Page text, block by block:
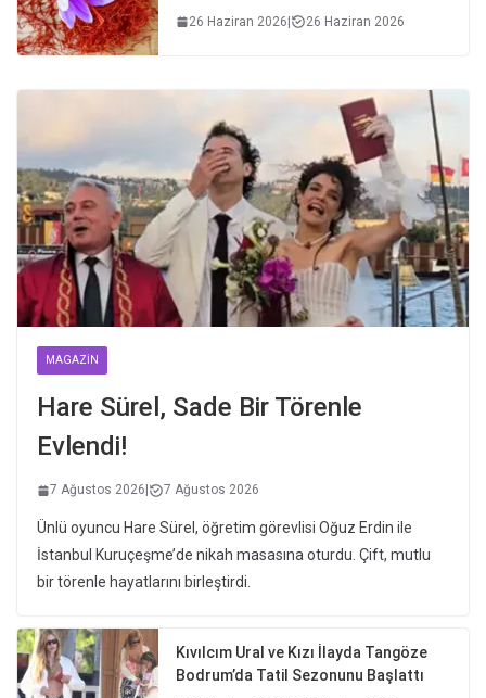
26 Haziran 2026| 26 Haziran 2026
MAGAZIN
Hare Sürel, Sade Bir Törenle
Evlendi!
7 Ağustos 2026 7 Ağustos 2026
Ünlü oyuncu Hare Sürel, öğretim görevlisi Oğuz Erdin ile
İstanbul Kuruçeşme’de nikah masasına oturdu. Çift, mutlu
bir törenle hayatlarını birleştirdi.
Kıvılcım Ural ve Kızı İlayda Tangöze
Bodrum’da Tatil Sezonunu Başlattı